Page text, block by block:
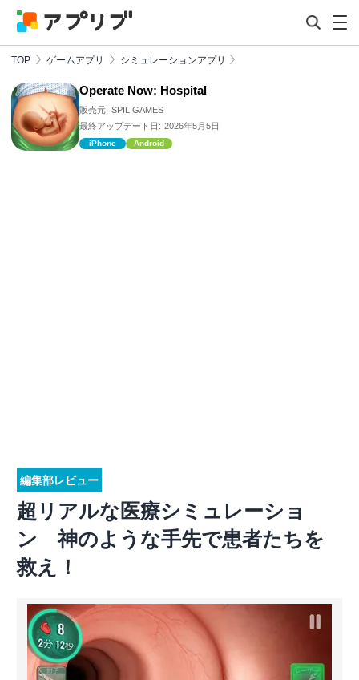
TOP ゲームアプリ シミュレーションアプリ
Operate Now: Hospital
販売元: SPIL GAMES
最終アップデート日: 2026年5月5日
iPhone Android
編集部レビュー
超リアルな医療シミュレーショ
ン 神のような手先で患者たちを
救え！